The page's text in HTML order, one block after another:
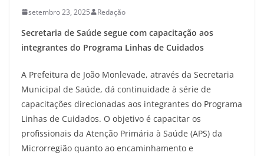
setembro 23, 2025 Redação
Secretaria de Saúde segue com capacitação aos
integrantes do Programa Linhas de Cuidados
A Prefeitura de João Monlevade, através da Secretaria
Municipal de Saúde, dá continuidade à série de
capacitações direcionadas aos integrantes do Programa
Linhas de Cuidados. O objetivo é capacitar os
profissionais da Atenção Primária à Saúde (APS) da
Microrregião quanto ao encaminhamento e